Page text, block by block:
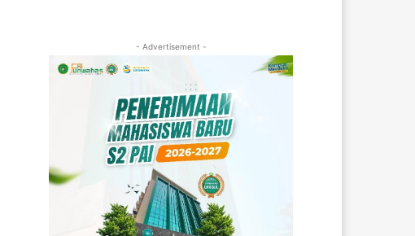
- Advertisement -